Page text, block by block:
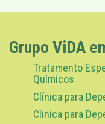
Grupo ViDA
Tratamento
Químicos
Clínica para
Clínica para